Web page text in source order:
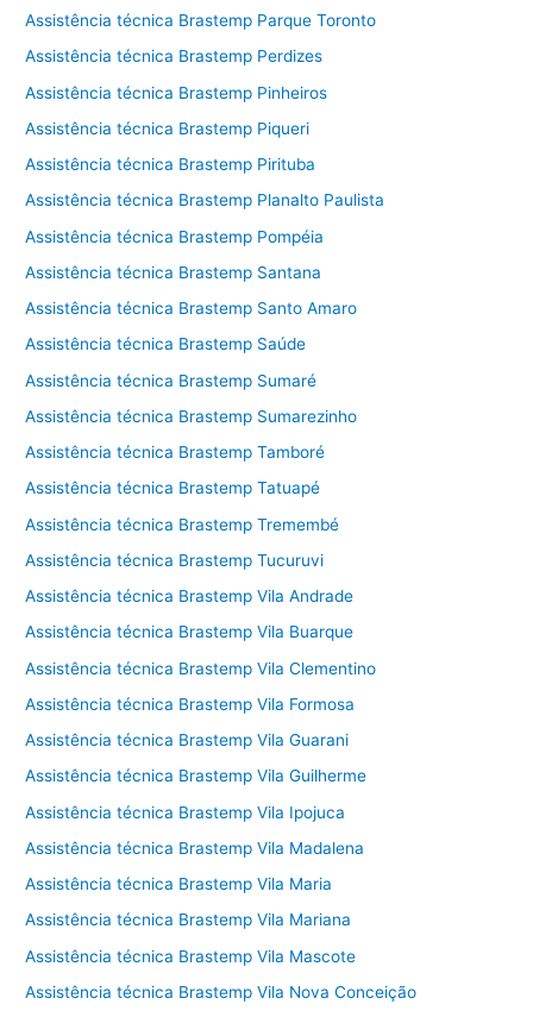
Assistência técnica Brastemp Parque Toronto
Assistência técnica Brastemp Perdizes
Assistência técnica Brastemp Pinheiros
Assistência técnica Brastemp Piqueri
Assistência técnica Brastemp Pirituba
Assistência técnica Brastemp Planalto Paulista
Assistência técnica Brastemp Pompéia
Assistência técnica Brastemp Santana
Assistência técnica Brastemp Santo Amaro
Assistência técnica Brastemp Saúde
Assistência técnica Brastemp Sumaré
Assistência técnica Brastemp Sumarezinho
Assistência técnica Brastemp Tamboré
Assistência técnica Brastemp Tatuapé
Assistência técnica Brastemp Tremembé
Assistência técnica Brastemp Tucuruvi
Assistência técnica Brastemp Vila Andrade
Assistência técnica Brastemp Vila Buarque
Assistência técnica Brastemp Vila Clementino
Assistência técnica Brastemp Vila Formosa
Assistência técnica Brastemp Vila Guarani
Assistência técnica Brastemp Vila Guilherme
Assistência técnica Brastemp Vila Ipojuca
Assistência técnica Brastemp Vila Madalena
Assistência técnica Brastemp Vila Maria
Assistência técnica Brastemp Vila Mariana
Assistência técnica Brastemp Vila Mascote
Assistência técnica Brastemp Vila Nova Conceição